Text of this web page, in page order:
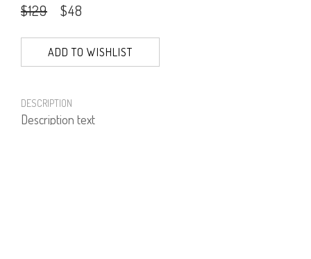
$129 $48
ADD TO WISHLIST
DESCRIPTION
Description text